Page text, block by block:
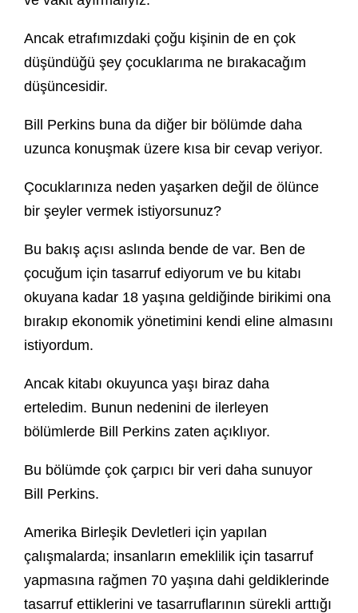
Ancak etrafımızdaki çoğu kişinin de en çok
düşündüğü şey çocuklarıma ne bırakacağım
düşüncesidir.
Bill Perkins buna da diğer bir bölümde daha
uzunca konuşmak üzere kısa bir cevap veriyor.
Çocuklarınıza neden yaşarken değil de ölünce
bir şeyler vermek istiyorsunuz?
Bu bakış açısı aslında bende de var. Ben de
çocuğum için tasarruf ediyorum ve bu kitabı
okuyana kadar 18 yaşına geldiğinde birikimi ona
bırakıp ekonomik yönetimini kendi eline almasını
istiyordum.
Ancak kitabı okuyunca yaşı biraz daha
erteledim. Bunun nedenini de ilerleyen
bölümlerde Bill Perkins zaten açıklıyor.
Bu bölümde çok çarpıcı bir veri daha sunuyor
Bill Perkins.
Amerika Birleşik Devletleri için yapılan
çalışmalarda; insanların emeklilik için tasarruf
yapmasına rağmen 70 yaşına dahi geldiklerinde
tasarruf ettiklerini ve tasarruflarının sürekli arttığı